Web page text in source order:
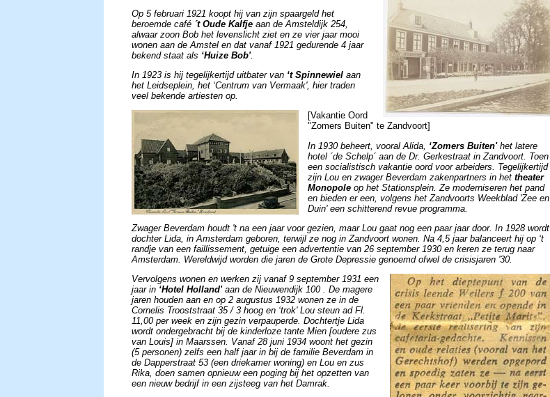
Op 5 februari 1921 koopt hij van zijn spaargeld het
beroemde café ´t Oude Kalfje aan de Amsteldijk 254,
alwaar zoon Bob het levenslicht ziet en ze vier jaar mooi
wonen aan de Amstel en dat vanaf 1921 gedurende 4 jaar
bekend staat als ‘Huize Bob'.
In 1923 is hij tegelijkertijd uitbater van ‘t Spinnewiel aan
het Leidseplein, het ‘Centrum van Vermaak', hier traden
veel bekende artiesten op.
[Vakantie Oord
"Zomers Buiten" te Zandvoort]
In 1930 beheert, vooral Alida, ‘Zomers Buiten'het latere
hotel ´de Schelp´ aan de Dr. Gerkestraat in Zandvoort. Toen
een socialistisch vakantie oord voor arbeiders. Tegelijkertijd
zijn Lou en zwager Beverdam zakenpartners in hettheater
Monopole op het Stationsplein. Ze moderniseren het pand
en bieden er een, volgens het Zandvoorts Weekblad 'Zee en
Duin' een schitterend revue programma.
Zwager Beverdam houdt 't na een jaar voor gezien, maar Lou gaat nog een paar jaar door. In 1928 wordt
dochter Lida, in Amsterdam geboren, terwijl ze nog in Zandvoort wonen. Na 4,5 jaar balanceert hij op ‘t
randje van een faillissement, getuige een advertentie van 26 september 1930 en keren ze terug naar
Amsterdam. Wereldwijd worden die jaren de Grote Depressie genoemd ofwel de crisisjaren '30.
Vervolgens wonen en werken zij vanaf 9 september 1931 een
jaar in ‘Hotel Holland'aan de Nieuwendijk 100 . De magere
jaren houden aan en op 2 augustus 1932 wonen ze in de
Cornelis Trooststraat 35 / 3 hoog en ‘trok' Lou steun ad Fl.
11,00 per week en zijn gezin verpauperde. Dochtertje Lida
wordt ondergebracht bij de kinderloze tante Mien [oudere zus
van Louis] in Maarssen. Vanaf 28 juni 1934 woont het gezin
(5 personen) zelfs een half jaar in bij de familie Beverdam in
de Dapperstraat 53 (een driekamer woning) en Lou en zus
Rika, doen samen opnieuw een poging bij het opzetten van
een nieuw bedrijf in een zijsteeg van het Damrak.